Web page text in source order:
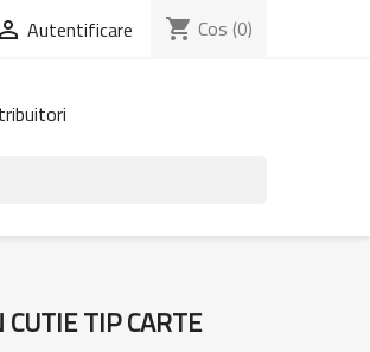
 Autentificare shopping_cart Cos (0)
CUTIE TIP CARTE